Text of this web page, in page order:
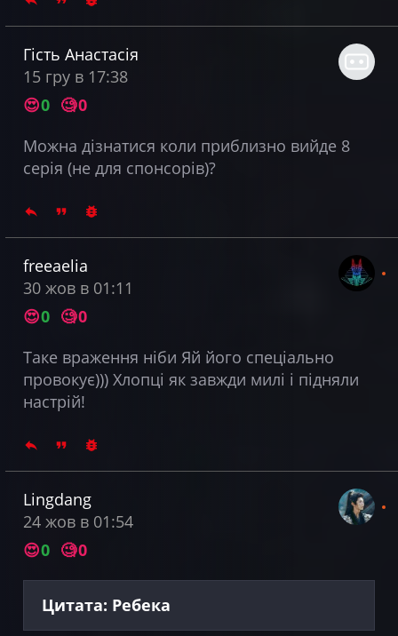
Гість Анастасія
15 гру в 17:38
😍0 🧐0
Можна дізнатися коли приблизно вийде 8
серія (не для спонсорів)?
freeaelia
30 жов в 01:11
😍0 🧐0
Таке враження ніби Яй його спеціально
провокує))) Хлопці як завжди милі і підняли
настрій!
Lingdang
24 жов в 01:54
😍0 🧐0
Цитата: Ребека